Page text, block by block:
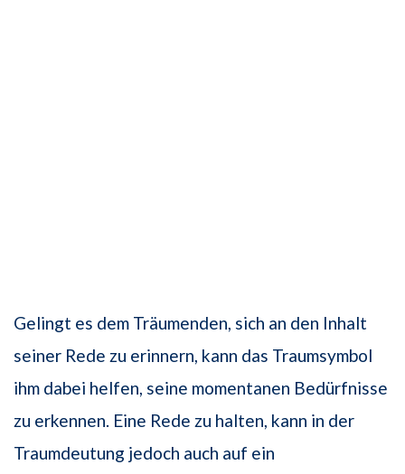
Gelingt es dem Träumenden, sich an den Inhalt
seiner Rede zu erinnern, kann das Traumsymbol
ihm dabei helfen, seine momentanen Bedürfnisse
zu erkennen. Eine Rede zu halten, kann in der
Traumdeutung jedoch auch auf ein